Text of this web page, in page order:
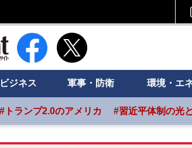
新潮社 Foresight フォーサイト
ジネス 軍事・防衛 環境・エ
#トランプ2.0のアメリカ #習近平体制の光